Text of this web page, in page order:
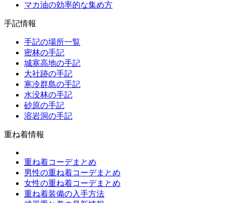
マカ油の効率的な集め方
手記情報
手記の場所一覧
密林の手記
城塞高地の手記
大社跡の手記
寒冷群島の手記
水没林の手記
砂原の手記
溶岩洞の手記
重ね着情報
重ね着コーデまとめ
男性の重ね着コーデまとめ
女性の重ね着コーデまとめ
重ね着装備の入手方法